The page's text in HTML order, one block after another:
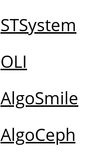
STSystem
OLI
AlgoSmile
AlgoCeph